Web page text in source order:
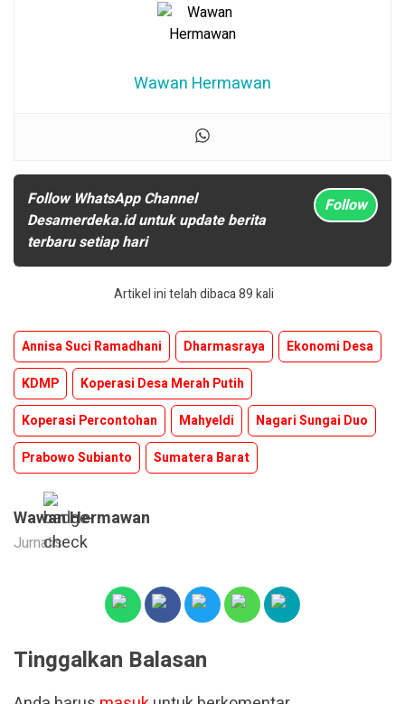
Wawan Hermawan
Follow WhatsApp Channel
Desamerdeka.id untuk update berita
terbaru setiap hari
Follow
Artikel ini telah dibaca 89 kali
Annisa Suci Ramadhani Dharmasraya
Ekonomi Desa
KDMP
Koperasi Desa Merah Putih
Koperasi Percontohan
Mahyeldi
Nagari Sungai Duo
Prabowo Subianto
Sumatera Barat
Wawan Hermawan
Jurnalis
Tinggalkan Balasan